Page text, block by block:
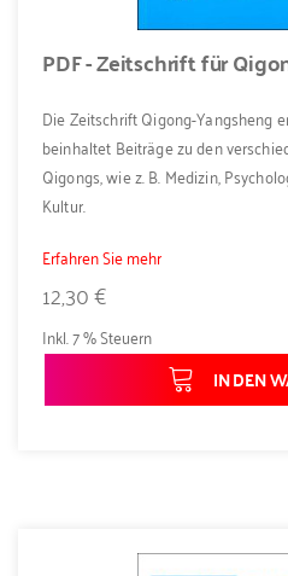
PDF - Zeitschrift für
Die Zeitschrift Qigong-Yangsheng
beinhaltet Beiträge zu den
Qigongs, wie z. B. Medizin,
Kultur.
Erfahren Sie mehr
12,30 €
Inkl. 7 % Steuern
IN DEN